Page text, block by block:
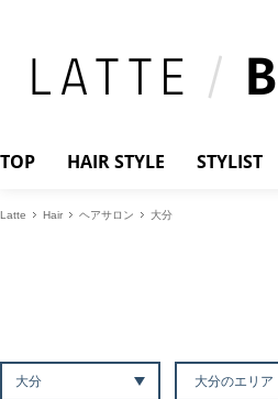
TOP HAIR STYLE STYLIST
Latte Hair ヘアサロン 大分
大分のエリア